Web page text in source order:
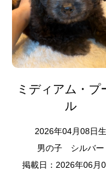
ミディアム・プ
ル
2026年04月08日生
男の子
シルバー
掲載日：2026年06月